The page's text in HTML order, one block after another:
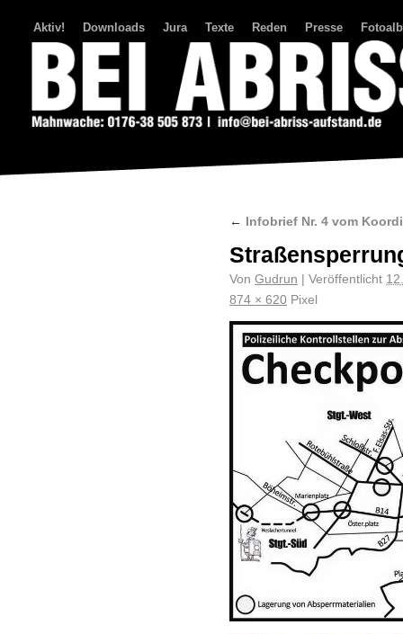
Aktiv! Downloads Jura Texte Reden Presse
← Infobrief Nr. 4 vom
Von Gudrun Veröffentlicht
874 × 620 Pixel